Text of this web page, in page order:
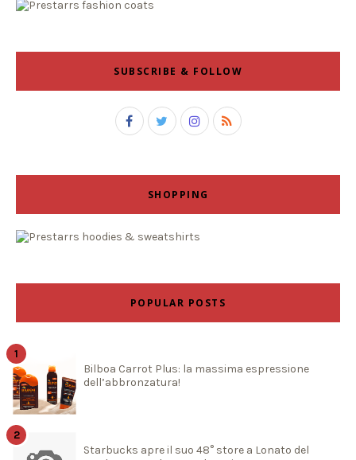
SUBSCRIBE & FOLLOW
SHOPPING
POPULAR POSTS
Bilboa Carrot Plus: la massima espressione
dell’abbronzatura!
Starbucks apre il suo 48° store a Lonato del